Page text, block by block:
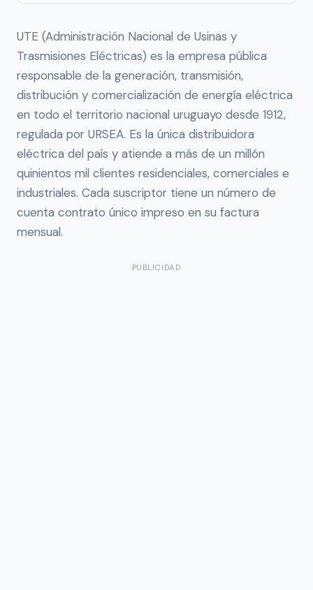
UTE (Administración Nacional de Usinas y
Trasmisiones Eléctricas) es la empresa pública
responsable de la generación, transmisión,
distribución y comercialización de energía eléctrica
en todo el territorio nacional uruguayo desde 1912,
regulada por URSEA. Es la única distribuidora
eléctrica del país y atiende a más de un millón
quinientos mil clientes residenciales, comerciales e
industriales. Cada suscriptor tiene un número de
cuenta contrato único impreso en su factura
mensual.
PUBLICIDAD